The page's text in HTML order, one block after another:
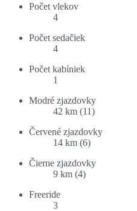
Počet vlekov
4
Počet sedačiek
4
Počet kabíniek
1
Modré zjazdovky
42 km (11)
Červené zjazdovky
14 km (6)
Čierne zjazdovky
9 km (4)
Freeride
3